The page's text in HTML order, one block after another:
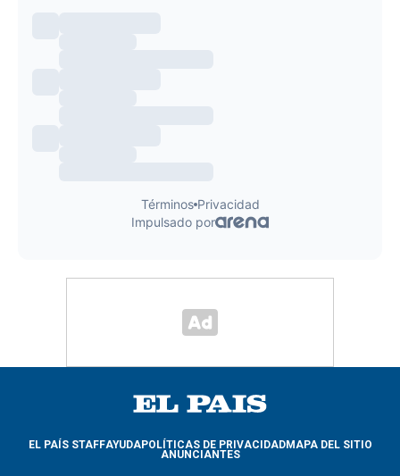
EL PAÍS STAFFAYUDAPOLÍTICAS DE PRIVACIDADMAPA DEL SITIO
ANUNCIANTES